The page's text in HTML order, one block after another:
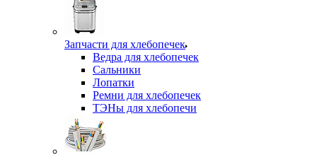
Запчасти для хлебопечек
Ведра для хлебопечек
Сальники
Лопатки
Ремни для хлебопечек
ТЭНы для хлебопечи